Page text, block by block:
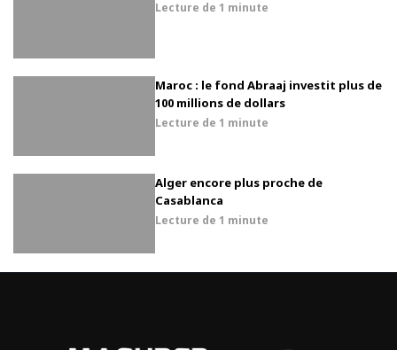
Lecture de 1 minute
Maroc : le fond Abraaj investit plus de
100 millions de dollars
Lecture de 1 minute
Alger encore plus proche de
Casablanca
Lecture de 1 minute